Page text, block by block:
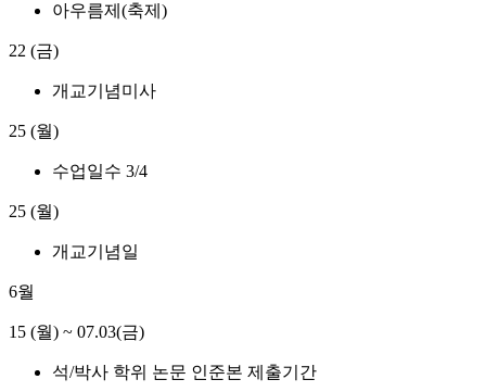
아우름제(축제)
22 (금)
개교기념미사
25 (월)
수업일수 3/4
25 (월)
개교기념일
6월
15 (월) ~ 07.03(금)
석/박사 학위 논문 인준본 제출기간